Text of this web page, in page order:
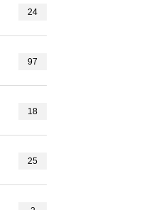
24
97
18
25